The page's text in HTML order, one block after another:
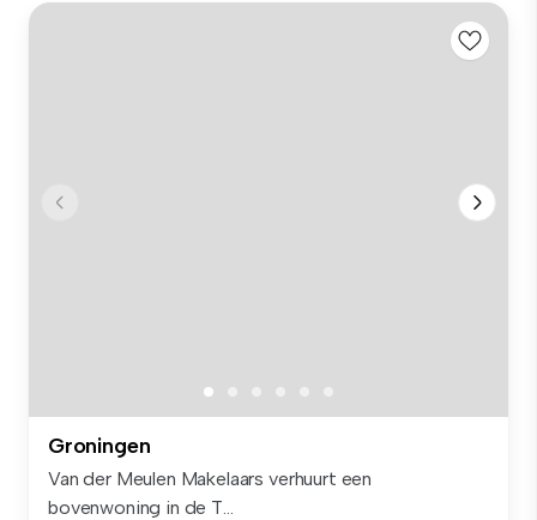
Groningen
Van der Meulen Makelaars verhuurt een
bovenwoning in de T...